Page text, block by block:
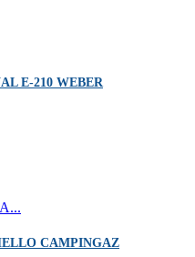
E-210 WEBER
CAMPINGAZ